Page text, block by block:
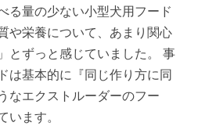
る量の少ない小型犬用フード
や栄養について、あまり関心
とずっと感じていました。 事
は基本的に『同じ作り方に同
なエクストルーダーのフー
います。